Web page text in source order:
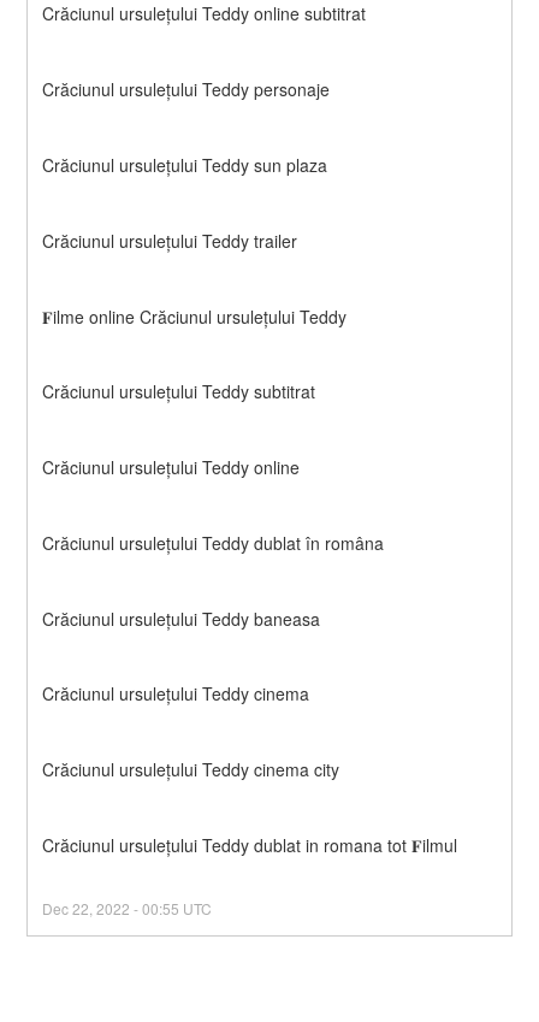
Crăciunul ursulețului Teddy online subtitrat
Crăciunul ursulețului Teddy personaje
Crăciunul ursulețului Teddy sun plaza
Crăciunul ursulețului Teddy trailer
𝐅ilme online Crăciunul ursulețului Teddy
Crăciunul ursulețului Teddy subtitrat
Crăciunul ursulețului Teddy online
Crăciunul ursulețului Teddy dublat în româna
Crăciunul ursulețului Teddy baneasa
Crăciunul ursulețului Teddy cinema
Crăciunul ursulețului Teddy cinema city
Crăciunul ursulețului Teddy dublat in romana tot 𝐅ilmul
Dec22 ,2022 -00:55 UTC